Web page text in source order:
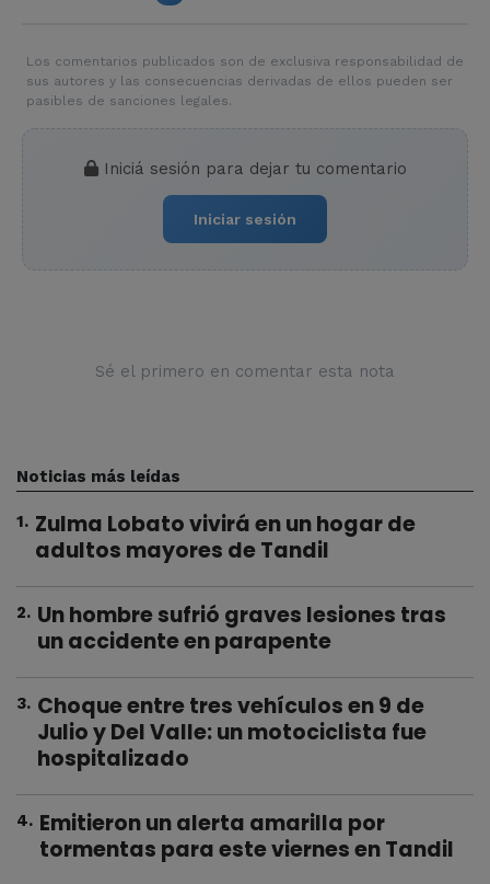
Los comentarios publicados son de exclusiva responsabilidad de
sus autores y las consecuencias derivadas de ellos pueden ser
pasibles de sanciones legales.
Iniciá sesión para dejar tu comentario
Iniciar sesión
Sé el primero en comentar esta nota
Noticias más leídas
1. Zulma Lobato vivirá en un hogar de
adultos mayores de Tandil
2. Un hombre sufrió graves lesiones tras
un accidente en parapente
3. Choque entre tres vehículos en 9 de
Julio y Del Valle: un motociclista fue
hospitalizado
4. Emitieron un alerta amarilla por
tormentas para este viernes en Tandil